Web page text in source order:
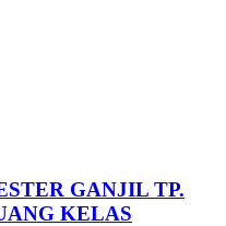
GANJIL TP.
KELAS